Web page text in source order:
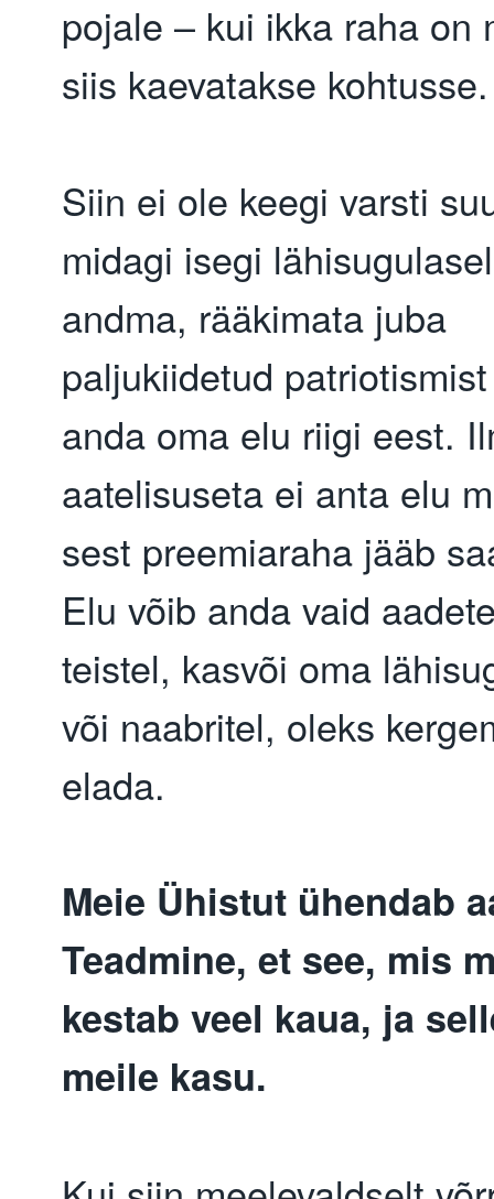
pojale – kui ikka raha on
siis kaevatakse kohtusse.
Siin ei ole keegi varsti
midagi isegi
andma, rääkimata juba
paljukiidetud
anda oma elu riigi eest.
aatelisuseta ei anta elu
sest preemiaraha jääb
Elu võib anda vaid
teistel, kasvõi oma
või naabritel, oleks
elada.
Meie Ühistut ühendab
Teadmine, et see, mis
kestab veel kaua, ja
meile kasu.